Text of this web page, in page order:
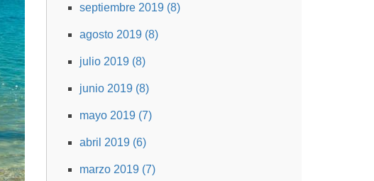
septiembre 2019 (8)
agosto 2019 (8)
julio 2019 (8)
junio 2019 (8)
mayo 2019 (7)
abril 2019 (6)
marzo 2019 (7)